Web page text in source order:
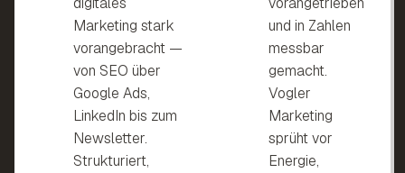
Marketing stark
vorangebracht —
von SEO über
Google Ads,
LinkedIn bis zum
Newsletter.
Strukturiert,
und in Zahlen
messbar
gemacht.
Vogler
Marketing
sprüht vor
Energie,